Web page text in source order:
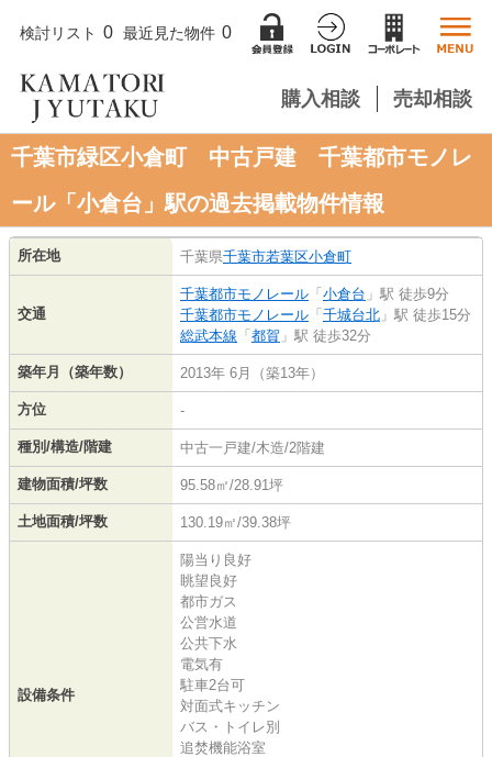
検討リスト 0 最近見た物件 0
購入相談 売却相談
千葉市緑区小倉町 中古戸建 千葉都市モノレ
ール「小倉台」駅の過去掲載物件情報
所在地 千葉県千葉市若葉区小倉町
交通
千葉都市モノレール 「 小倉台 」駅 徒歩9分
千葉都市モノレール 「 千城台北 」駅 徒歩15分
総武本線 「 都賀 」駅 徒歩32分
築年月（築年数） 2013年 6月（築13年）
方位 -
種別/構造/階建 中古一戸建/木造/2階建
建物面積/坪数 95.58㎡/28.91坪
土地面積/坪数 130.19㎡/39.38坪
設備条件
陽当り良好
眺望良好
都市ガス
公営水道
公共下水
電気有
駐車2台可
対面式キッチン
バス・トイレ別
追焚機能浴室